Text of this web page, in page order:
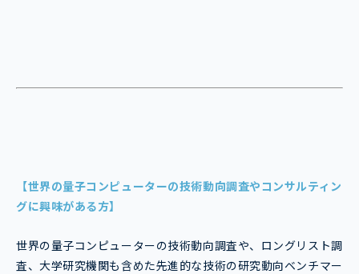
【世界の量子コンピューターの技術動向調査やコンサルティン
グに興味がある方】
世界の量子コンピューターの技術動向調査や、ロングリスト調
査、大学研究機関も含めた先進的な技術の研究動向ベンチマー